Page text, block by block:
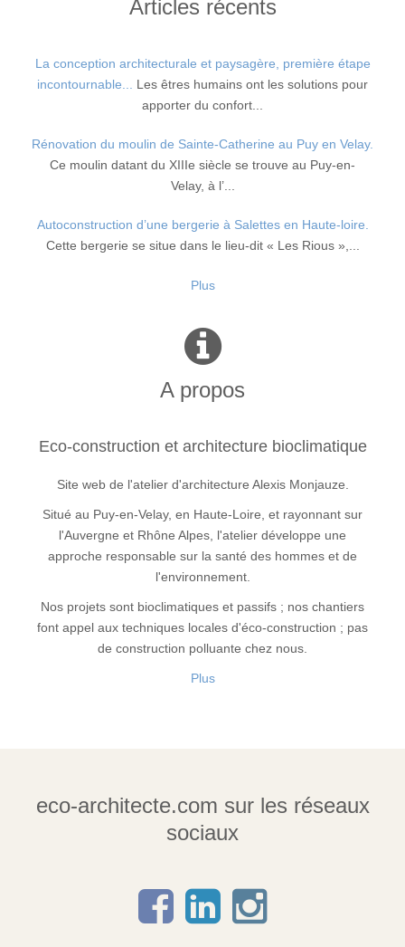
Articles récents
La conception architecturale et paysagère, première étape
incontournable...
Les êtres humains ont les solutions pour
apporter du confort...
Rénovation du moulin de Sainte-Catherine au Puy en Velay.
Ce moulin datant du XIIIe siècle se trouve au Puy-en-
Velay, à l’...
Autoconstruction d’une bergerie à Salettes en Haute-loire.
Cette bergerie se situe dans le lieu-dit « Les Rious »,...
Plus
A propos
Eco-construction et architecture bioclimatique
Site web de l'atelier d'architecture Alexis Monjauze.
Situé au Puy-en-Velay, en Haute-Loire, et rayonnant sur
l'Auvergne et Rhône Alpes, l'atelier développe une
approche responsable sur la santé des hommes et de
l'environnement.
Nos projets sont bioclimatiques et passifs ; nos chantiers
font appel aux techniques locales d'éco-construction ; pas
de construction polluante chez nous.
Plus
eco-architecte.com sur les réseaux
sociaux